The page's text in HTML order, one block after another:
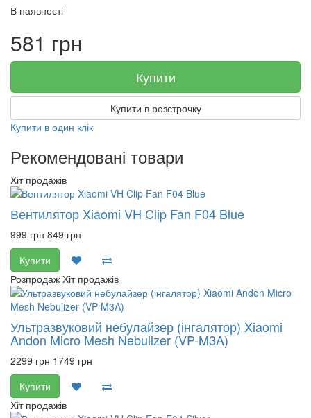
В наявності
581 грн
Купити
Купити в розстрочку
Купити в один клік
Рекомендовані товари
Хіт продажів
Вентилятор Xiaomi VH Clip Fan F04 Blue
999 грн 849 грн
Купити
Розпродаж Хіт продажів
Ультразвуковий небулайзер (інгалятор) Xiaomi
Andon Micro Mesh Nebulizer (VP-M3A)
2299 грн 1749 грн
Купити
Хіт продажів